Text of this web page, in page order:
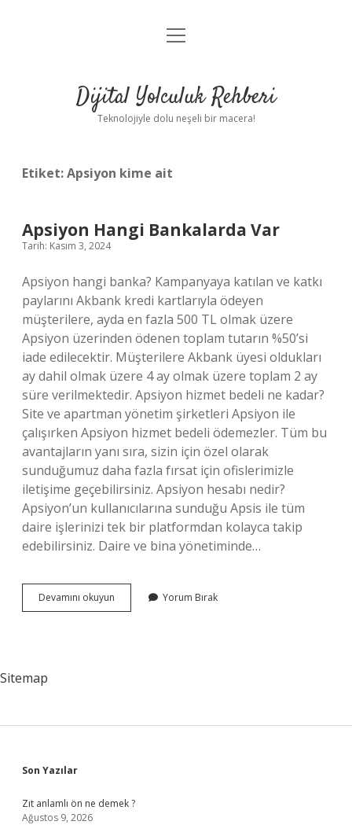
Anasayfa
Yasal Uyarı
menüyü
Dijital Yolculuk Rehberi
Teknolojiyle dolu neşeli bir macera!
Etiket:Apsiyon kime ait
Apsiyon Hangi Bankalarda Var
Tarih: Kasım 3, 2024
Apsiyon hangi banka? Kampanyaya katılan ve katkı
paylarını Akbank kredi kartlarıyla ödeyen
müşterilere, ayda en fazla 500 TL olmak üzere
Apsiyon üzerinden ödenen toplam tutarın %50’si
iade edilecektir. Müşterilere Akbank üyesi oldukları
ay dahil olmak üzere 4 ay olmak üzere toplam 2 ay
süre verilmektedir. Apsiyon hizmet bedeli ne kadar?
Site ve apartman yönetim şirketleri Apsiyon ile
çalışırken Apsiyon hizmet bedeli ödemezler. Tüm bu
avantajların yanı sıra, sizin için özel olarak
sunduğumuz daha fazla fırsat için ofislerimizle
iletişime geçebilirsiniz. Apsiyon hesabı nedir?
Apsiyon’un kullanıcılarına sunduğu Apsis ile tüm
daire işlerinizi tek bir platformdan kolayca takip
edebilirsiniz. Daire ve bina yönetiminde…
Devamını okuyun Apsiyon
Hangi
Yorum Bırak
Sitemap
Sidebar
Son Yazılar
Zıt anlamlı ön ne demek ?
Ağustos 9, 2026